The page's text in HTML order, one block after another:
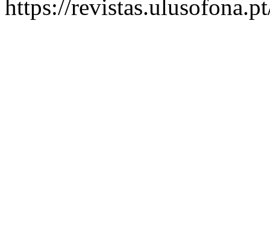
https://